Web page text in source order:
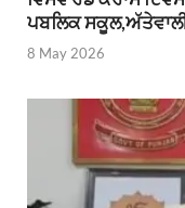
ਪਬਲਿਕ
8 May 2026